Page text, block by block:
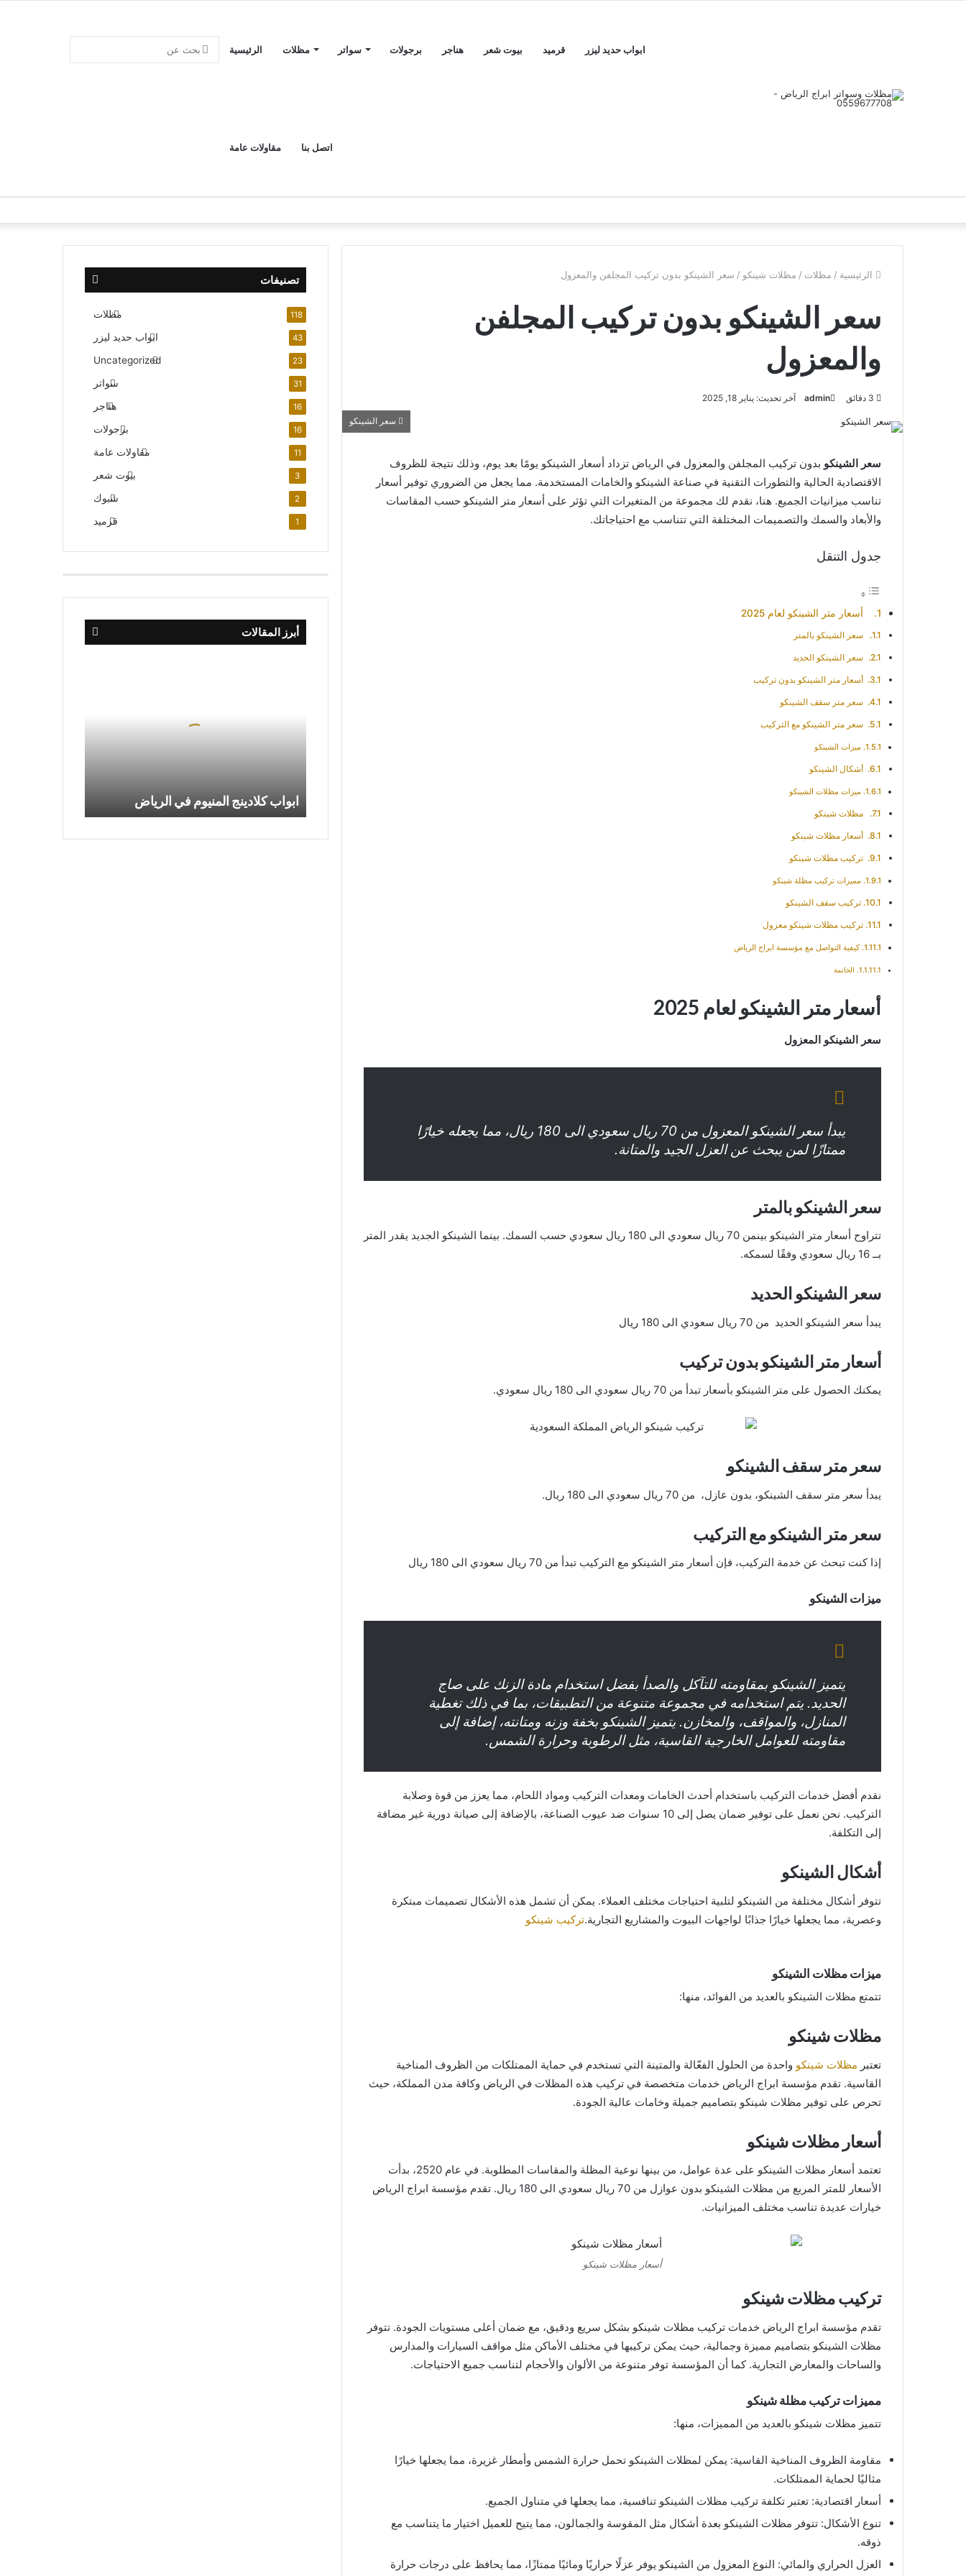
الرئيسية مظلات سواتر برجولات هناجر بيوت شعر قرميد ابواب حديد ليزر
مقاولات عامة اتصل بنا
بحث
الرئيسية / مظلات / مظلات شينكو / سعر الشينكو بدون تركيب المجلفن والمعزول
سعر الشينكو بدون تركيب المجلفن
والمعزول
admin آخر تحديث: يناير 18, 2025
سعر الشينكو
سعر الشينكو بدون تركيب المجلفن والمعزول في الرياض تزداد أسعار الشينكو يومًا بعد يوم، وذلك نتيجة للظروف
الاقتصادية الحالية والتطورات التقنية في صناعة الشينكو والخامات المستخدمة. مما يجعل من الضروري توفير أسعار
تناسب ميزانيات الجميع. هنا، نقدم لك مجموعة من المتغيرات التي تؤثر على أسعار متر الشينكو حسب المقاسات
والأبعاد والسمك والتصميمات المختلفة التي تتناسب مع احتياجاتك.
جدول التنقل
أسعار متر الشينكو لعام 2025
سعر الشينكو بالمتر
سعر الشينكو الحديد
أسعار متر الشينكو بدون تركيب
سعر متر سقف الشينكو
سعر متر الشينكو مع التركيب
ميزات الشينكو
أشكال الشينكو
ميزات مظلات الشينكو
مظلات شينكو
أسعار مظلات شينكو
تركيب مظلات شينكو
مميزات تركيب مظلة شينكو
تركيب سقف الشينكو
تركيب مظلات شينكو معزول
كيفية التواصل مع مؤسسة ابراج الرياض
الخاتمة
أسعار متر الشينكو لعام 2025
سعر الشينكو المعزول
يبدأ سعر الشينكو المعزول من 70 ريال سعودي الى 180 ريال، مما يجعله خيارًا
ممتازًا لمن يبحث عن العزل الجيد والمتانة.
سعر الشينكو بالمتر
تتراوح أسعار متر الشينكو بينمن 70 ريال سعودي الى 180 ريال سعودي حسب السمك. بينما الشينكو الجديد يقدر المتر
بــ 16 ريال سعودي وفقًا لسمكه.
سعر الشينكو الحديد
يبدأ سعر الشينكو الحديد من 70 ريال سعودي الى 180 ريال
أسعار متر الشينكو بدون تركيب
يمكنك الحصول على متر الشينكو بأسعار تبدأ من 70 ريال سعودي الى 180 ريال سعودي.
سعر متر سقف الشينكو
يبدأ سعر متر سقف الشينكو، بدون عازل، من 70 ريال سعودي الى 180 ريال.
سعر متر الشينكو مع التركيب
إذا كنت تبحث عن خدمة التركيب، فإن أسعار متر الشينكو مع التركيب تبدأ من 70 ريال سعودي الى 180 ريال
ميزات الشينكو
يتميز الشينكو بمقاومته للتآكل والصدأ بفضل استخدام مادة الزنك على صاج
الحديد. يتم استخدامه في مجموعة متنوعة من التطبيقات، بما في ذلك تغطية
المنازل، والمواقف، والمخازن. يتميز الشينكو بخفة وزنه ومتانته، إضافة إلى
مقاومته للعوامل الخارجية القاسية، مثل الرطوبة وحرارة الشمس.
نقدم أفضل خدمات التركيب باستخدام أحدث الخامات ومعدات التركيب ومواد اللحام، مما يعزز من قوة وصلابة
التركيب. نحن نعمل على توفير ضمان يصل إلى 10 سنوات ضد عيوب الصناعة، بالإضافة إلى صيانة دورية غير مضافة
إلى التكلفة.
أشكال الشينكو
تتوفر أشكال مختلفة من الشينكو لتلبية احتياجات مختلف العملاء. يمكن أن تشمل هذه الأشكال تصميمات مبتكرة
وعصرية، مما يجعلها خيارًا جذابًا لواجهات البيوت والمشاريع التجارية.تركيب شينكو
ميزات مظلات الشينكو
تتمتع مظلات الشينكو بالعديد من الفوائد، منها:
مظلات شينكو
تعتبر مظلات شينكو واحدة من الحلول الفعّالة والمتينة التي تستخدم في حماية الممتلكات من الظروف المناخية
القاسية. تقدم مؤسسة ابراج الرياض خدمات متخصصة في تركيب هذه المظلات في الرياض وكافة مدن المملكة، حيث
تحرص على توفير مظلات شينكو بتصاميم جميلة وخامات عالية الجودة.
أسعار مظلات شينكو
تعتمد أسعار مظلات الشينكو على عدة عوامل، من بينها نوعية المظلة والمقاسات المطلوبة. في عام 2520، بدأت
الأسعار للمتر المربع من مظلات الشينكو بدون عوازل من 70 ريال سعودي الى 180 ريال. تقدم مؤسسة ابراج الرياض
خيارات عديدة تناسب مختلف الميزانيات.
أسعار مظلات شينكو
تركيب مظلات شينكو
تقدم مؤسسة ابراج الرياض خدمات تركيب مظلات شينكو بشكل سريع ودقيق، مع ضمان أعلى مستويات الجودة. تتوفر
مظلات الشينكو بتصاميم مميزة وجمالية، حيث يمكن تركيبها في مختلف الأماكن مثل مواقف السيارات والمدارس
والساحات والمعارض التجارية. كما أن المؤسسة توفر متنوعة من الألوان والأحجام لتناسب جميع الاحتياجات.
مميزات تركيب مظلة شينكو
تتميز مظلات شينكو بالعديد من المميزات، منها:
مقاومة الظروف المناخية القاسية: يمكن لمظلات الشينكو تحمل حرارة الشمس وأمطار غزيرة، مما يجعلها خيارًا
مثاليًا لحماية الممتلكات.
أسعار اقتصادية: تعتبر تكلفة تركيب مظلات الشينكو تنافسية، مما يجعلها في متناول الجميع.
تنوع الأشكال: تتوفر مظلات الشينكو بعدة أشكال مثل المقوسة والجمالون، مما يتيح للعميل اختيار ما يتناسب مع
ذوقه.
العزل الحراري والمائي: النوع المعزول من الشينكو يوفر عزلًا حراريًا ومائيًا ممتازًا، مما يحافظ على درجات حرارة
تصنيفات
مظلات 118
ابواب حديد ليزر 43
Uncategorized 23
سواتر 31
هناجر 16
برجولات 16
مقاولات عامة 11
بيوت شعر 3
شبوك 2
قرميد 1
أبرز المقالات
ابواب كلادينج المنيوم في الرياض